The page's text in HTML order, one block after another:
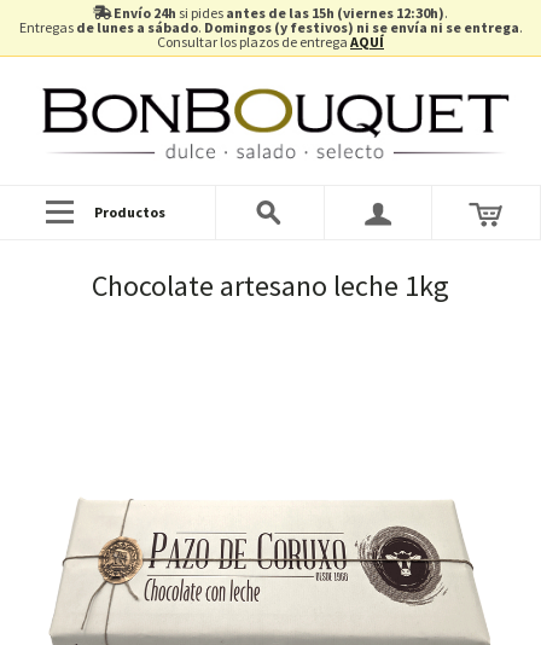
Envío 24h si pides antes de las 15h (viernes 12:30h).
Entregas de lunes a sábado. Domingos (y festivos) ni se envía ni se entrega.
Consultar los plazos de entrega AQUÍ
Productos
Chocolate artesano leche 1kg